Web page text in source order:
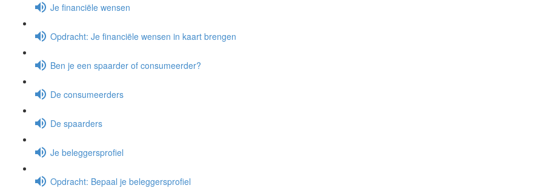
Je financiële wensen
Opdracht: Je financiële wensen in kaart brengen
Ben je een spaarder of consumeerder?
De consumeerders
De spaarders
Je beleggersprofiel
Opdracht: Bepaal je beleggersprofiel